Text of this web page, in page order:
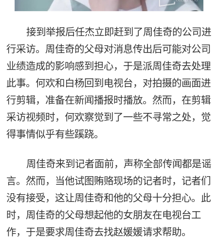
接到举报后任杰立即赶到了周佳奇的公司进
行采访。周佳奇的父母对消息传出后可能对公司
业绩造成的影响感到担心，于是派周佳奇去处理
此事。何欢和白杨回到电视台，对拍摄的画面进
行剪辑，准备在新闻播报时播放。然而，在剪辑
采访视频时，何欢察觉到了一些不寻常之处，觉
得事情似乎有些蹊跷。
周佳奇来到记者面前，声称全部传闻都是谣
言。然而，当他试图贿赂现场的记者时，记者们
没有接受，这让周佳奇和他的父母十分担心。此
时，周佳奇的父母想起他的女朋友在电视台工
作，于是要求周佳奇去找赵媛媛请求帮助。